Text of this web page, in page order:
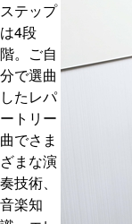
ステップ
は4段
階。ご自
分で選曲
したレパ
ートリー
曲でさま
ざまな演
奏技術、
音楽知